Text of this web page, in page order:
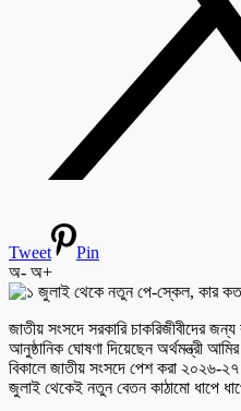
Tweet
Pin
অ- অ+
জাতীয় সংসদে সরকারি চাকরিজীবীদের
আনুষ্ঠানিক ঘোষণা দিয়েছেন অর্থমন্ত্রী
বিকালে জাতীয় সংসদে পেশ করা ২০২৬-
জুলাই থেকেই নতুন বেতন কাঠামো ধাপে